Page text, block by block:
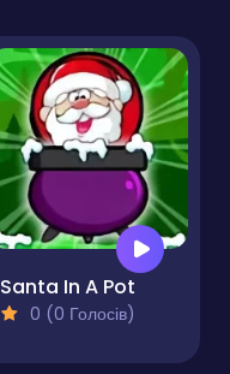
Santa In A Pot
0 (0 Голосів)